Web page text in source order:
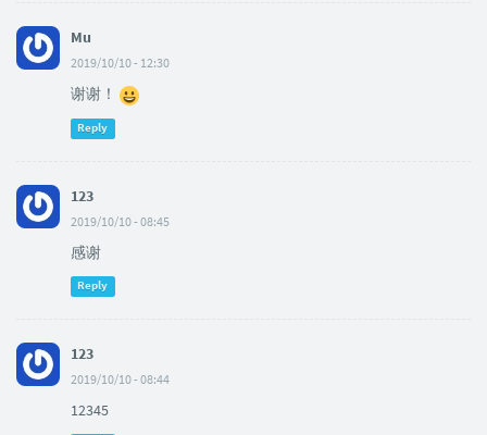
Mu
2019/10/10 - 12:30
谢谢！
Reply
123
2019/10/10 - 08:45
感谢
Reply
123
2019/10/10 - 08:44
12345